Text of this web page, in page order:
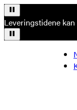
Leveringstidene